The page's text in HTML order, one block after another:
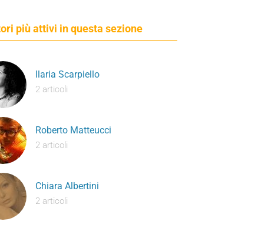
più attivi in questa sezione
Ilaria Scarpiello
2 articoli
Roberto Matteucci
2 articoli
Chiara Albertini
2 articoli